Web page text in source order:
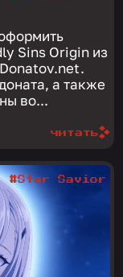
Sins Origin из
а также
во...
читать
#Star Savior